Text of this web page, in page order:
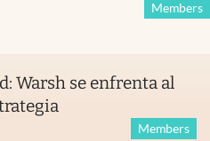
Members
Warsh se enfrenta al
Members